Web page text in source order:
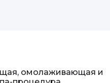
омолаживающая и